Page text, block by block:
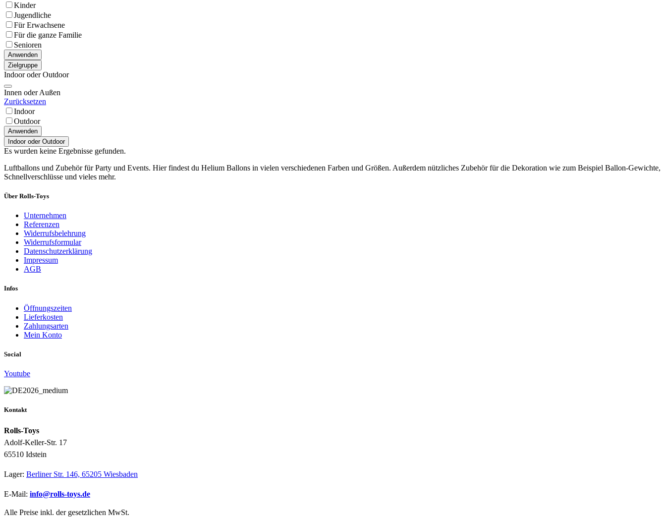
Kinder
Jugendliche
Für Erwachsene
Für die ganze Familie
Senioren
Anwenden
Zielgruppe
Indoor oder Outdoor
Innen oder Außen
Zurücksetzen
Indoor
Outdoor
Anwenden
Indoor oder Outdoor
Es wurden keine Ergebnisse gefunden.
Luftballons und Zubehör für Party und Events. Hier findest du Helium Ballons in vielen verschiedenen Farben und Größen. Außerdem nützliches Zubehör für die Dekoration wie zum Beispiel Ballon-Gewichte,
Schnellverschlüsse und vieles mehr.
Über Rolls-Toys
Unternehmen
Referenzen
Widerrufsbelehrung
Widerrufsformular
Datenschutzerklärung
Impressum
AGB
Infos
Öffnungszeiten
Lieferkosten
Zahlungsarten
Mein Konto
Social
Youtube
Kontakt
Rolls-Toys
Adolf-Keller-Str. 17
65510 Idstein
Lager: Berliner Str. 146, 65205 Wiesbaden
E-Mail: info@rolls-toys.de
Alle Preise inkl. der gesetzlichen MwSt.